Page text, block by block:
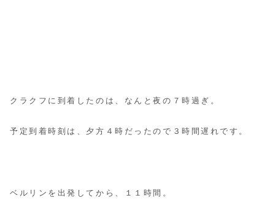
クラクフに到着したのは、なんと夜の７時過ぎ。
予定到着時刻は、夕方４時だったので３時間遅れです。
ベルリンを出発してから、１１時間。